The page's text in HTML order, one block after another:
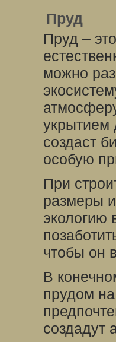
Пруд
Пруд –
можно
укрытием
создаст
особую
При
размеры
экологию
чтобы он
В
прудом
создадут